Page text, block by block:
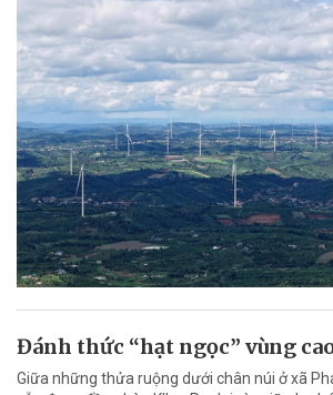
Đánh thức “hạt ngọc” vùng
Giữa những thửa ruộng dưới chân núi ở xã